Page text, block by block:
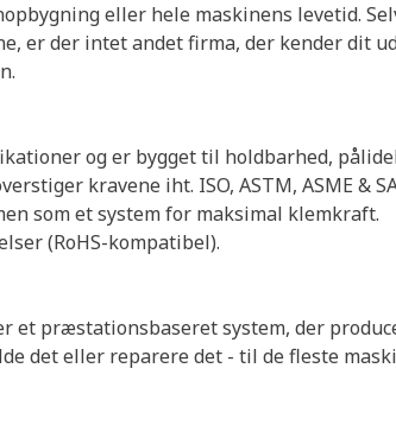
eller hele maskinens levetid.
er der intet andet firma, der kender dit
og er bygget til holdbarhed,
kravene iht. ISO, ASTM, ASME &
som et system for maksimal klemkraft.
(RoHS-kompatibel).
et præstationsbaseret system, der
det eller reparere det - til de fleste